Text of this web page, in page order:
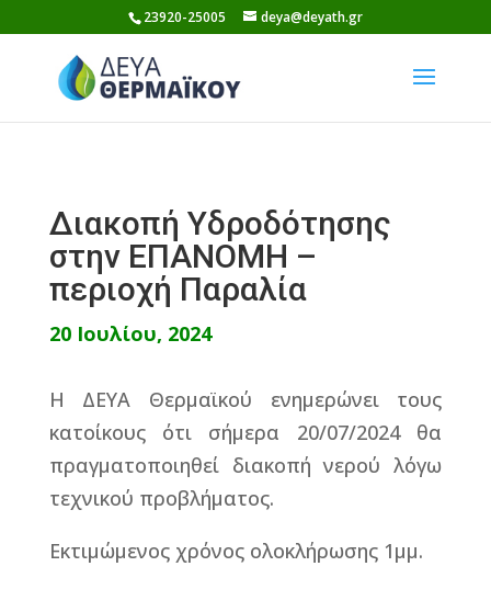
to
content
23920-25005 deya@deyath.gr
Διακοπή Υδροδότησης
στην ΕΠΑΝΟΜΗ –
περιοχή Παραλία
20 Ιουλίου, 2024
Η ΔΕΥΑ Θερμαϊκού ενημερώνει τους
κατοίκους ότι σήμερα 20/07/2024 θα
πραγματοποιηθεί διακοπή νερού λόγω
τεχνικού προβλήματος.
Εκτιμώμενος χρόνος ολοκλήρωσης 1μμ.